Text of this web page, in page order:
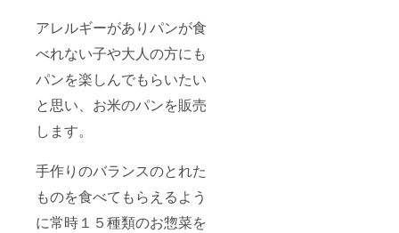
アレルギーがありパンが食
べれない子や大人の方にも
パンを楽しんでもらいたい
と思い、お米のパンを販売
します。
手作りのバランスのとれた
ものを食べてもらえるよう
に常時１５種類のお惣菜を